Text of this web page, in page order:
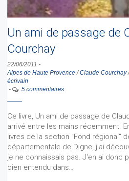
Un ami de passage de
Courchay
22/06/2011 -
Alpes de Haute Provence/Claude Courchay
écrivain
-
5 commentaires
Ce livre, Un ami de passage de
arrivé entre les mains récemment.
livres de la section "Fond régional"
départementale de Digne, j'ai
je ne connaissais pas. J'en ai donc
bien entendu dans…